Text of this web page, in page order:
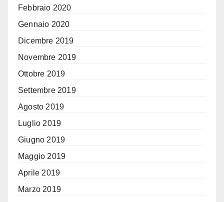
Febbraio 2020
Gennaio 2020
Dicembre 2019
Novembre 2019
Ottobre 2019
Settembre 2019
Agosto 2019
Luglio 2019
Giugno 2019
Maggio 2019
Aprile 2019
Marzo 2019